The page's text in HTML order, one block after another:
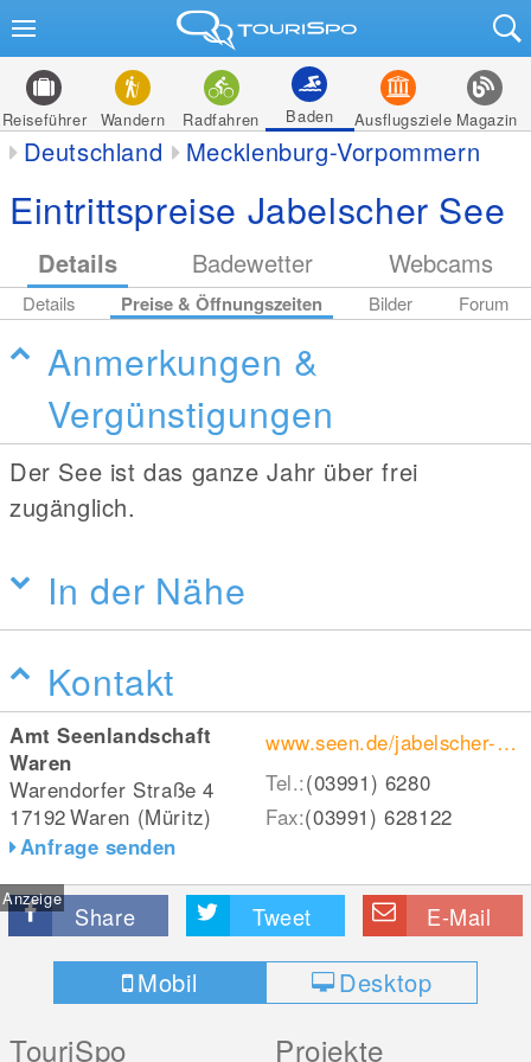
Reiseführer Wandern Radfahren Baden Ausflugsziele Magazin
Deutschland Mecklenburg-Vorpommern
Eintrittspreise Jabelscher See
Details Badewetter Webcams
Details Preise & Öffnungszeiten Bilder Forum
Anmerkungen &
Vergünstigungen
Der See ist das ganze Jahr über frei
zugänglich.
In der Nähe
Kontakt
Amt Seenlandschaft
Waren
Warendorfer Straße 4
17192Waren (Müritz)
Anfrage senden
www.seen.de/jabelscher-see/
Tel.:(03991) 6280
Fax:(03991) 628122
Anzeige
Share Tweet E-Mail
Mobil Desktop
TouriSpo Projekte